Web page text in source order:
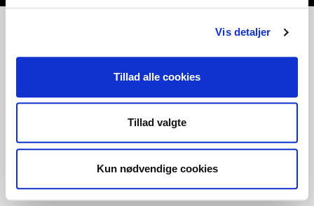
Vis detaljer
Tillad alle cookies
Tillad valgte
Kun nødvendige cookies